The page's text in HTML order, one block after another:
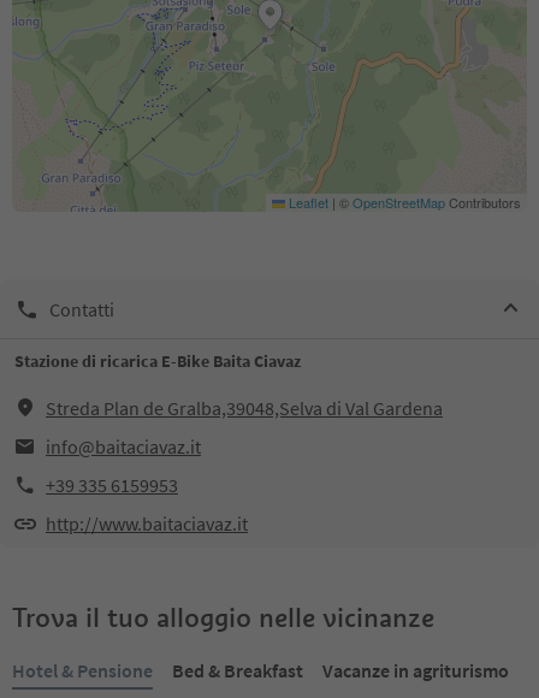
Leaflet | ©OpenStreetMapContributors
Contatti
Stazione di ricarica E-Bike Baita Ciavaz
Streda Plan de Gralba,39048,Selva di Val Gardena
info@baitaciavaz.it
+39 335 6159953
http://www.baitaciavaz.it
Trova il tuo alloggio nelle vicinanze
Hotel & Pensione Bed & Breakfast
Vacanze in agriturismo